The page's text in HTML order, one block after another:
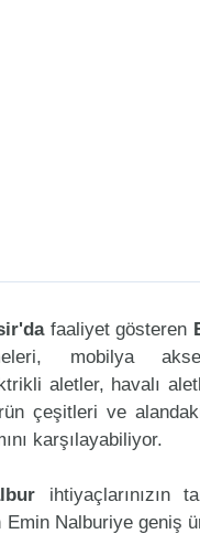
faaliyet gösteren
mobilya
aletler, havalı
çeşitleri ve alandaki
karşılayabiliyor.
ihtiyaçlarınızın
Emin Nalburiye geniş